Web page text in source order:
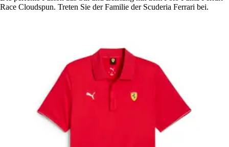
Race Cloudspun. Treten Sie der Familie der Scuderia Ferrari bei.